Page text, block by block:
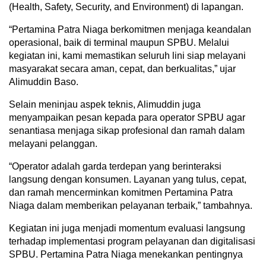
(Health, Safety, Security, and Environment) di lapangan.
“Pertamina Patra Niaga berkomitmen menjaga keandalan
operasional, baik di terminal maupun SPBU. Melalui
kegiatan ini, kami memastikan seluruh lini siap melayani
masyarakat secara aman, cepat, dan berkualitas,” ujar
Alimuddin Baso.
Selain meninjau aspek teknis, Alimuddin juga
menyampaikan pesan kepada para operator SPBU agar
senantiasa menjaga sikap profesional dan ramah dalam
melayani pelanggan.
“Operator adalah garda terdepan yang berinteraksi
langsung dengan konsumen. Layanan yang tulus, cepat,
dan ramah mencerminkan komitmen Pertamina Patra
Niaga dalam memberikan pelayanan terbaik,” tambahnya.
Kegiatan ini juga menjadi momentum evaluasi langsung
terhadap implementasi program pelayanan dan digitalisasi
SPBU. Pertamina Patra Niaga menekankan pentingnya